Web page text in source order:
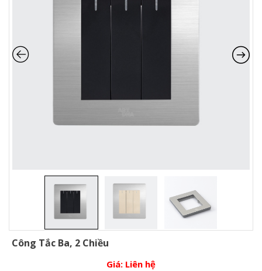
Công Tắc Ba, 2 Chiều
Giá: Liên hệ